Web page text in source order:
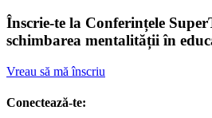
Înscrie-te la Conferințele
schimbarea mentalității în
Vreau să mă înscriu
Conectează-te: